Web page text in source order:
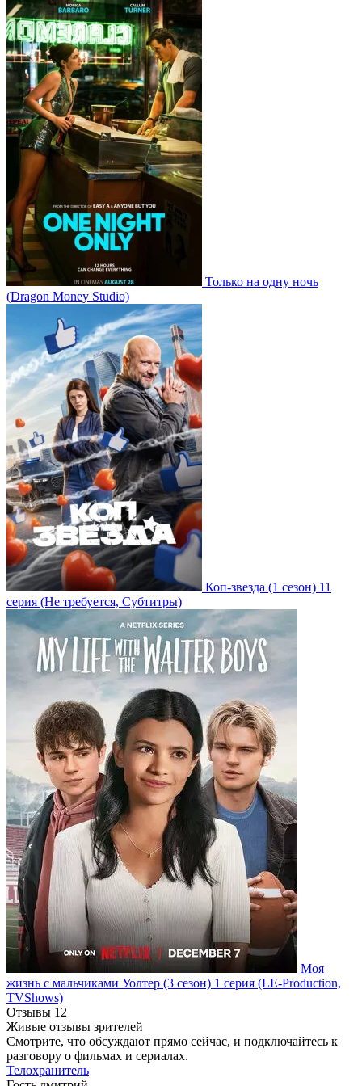
Только на одну ночь
(Dragon Money Studio)
Коп-звезда (1 сезон) 11
серия (Не требуется, Субтитры)
Моя
жизнь с мальчиками Уолтер (3 сезон) 1 серия (LE-Production,
TVShows)
Отзывы 12
Живые отзывы зрителей
Смотрите, что обсуждают прямо сейчас, и подключайтесь к
разговору о фильмах и сериалах.
Телохранитель